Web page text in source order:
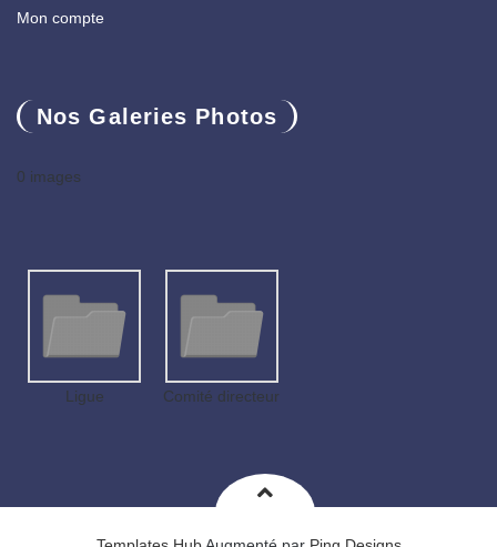
Mon compte
Nos Galeries Photos
0 images
Ligue Comité directeur